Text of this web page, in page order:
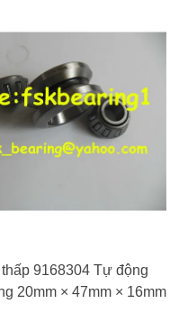
9168304 Tự động
20mm × 47mm × 16mm